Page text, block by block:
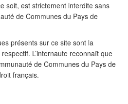
soit, est strictement interdite sans
de Communes du Pays de
présents sur ce site sont la
L’internaute reconnaît que
de Communes du Pays de
français.